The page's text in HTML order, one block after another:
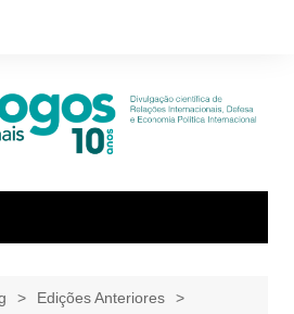
Edições Anteriores